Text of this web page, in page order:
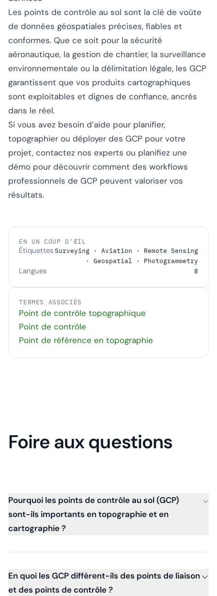
Les points de contrôle au sol sont la clé de voûte
de données géospatiales précises, fiables et
conformes. Que ce soit pour la sécurité
aéronautique, la gestion de chantier, la surveillance
environnementale ou la délimitation légale, les GCP
garantissent que vos produits cartographiques
sont exploitables et dignes de confiance, ancrés
dans le réel.
Si vous avez besoin d’aide pour planifier,
topographier ou déployer des GCP pour votre
projet, contactez nos experts ou planifiez une
démo pour découvrir comment des workflows
professionnels de GCP peuvent valoriser vos
résultats.
EN UN COUP D'ŒIL
ÉtiquettesSurveying · Aviation · Remote Sensing
· Geospatial · Photogrammetry
Langues 8
TERMES ASSOCIÉS
Point de contrôle topographique
Point de contrôle
Point de référence en topographie
Foire aux questions
Pourquoi les points de contrôle au sol (GCP)
sont-ils importants en topographie et en
cartographie ?
En quoi les GCP diffèrent-ils des points de liaison
et des points de contrôle ?